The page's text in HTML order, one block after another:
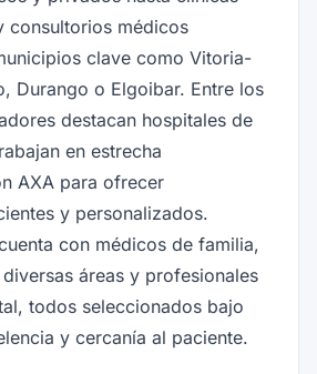
consultorios médicos
clave como Vitoria-
Durango o Elgoibar. Entre los
destacan hospitales de
en estrecha
AXA para ofrecer
y personalizados.
con médicos de familia,
áreas y profesionales
todos seleccionados bajo
y cercanía al paciente.